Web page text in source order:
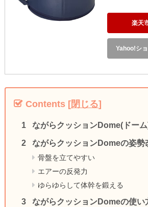
楽天
Yahoo!シ
Contents [閉じる]
ながらクッションDome(ドー
ながらクッションDomeの姿勢
骨盤を立てやすい
エアーの反発力
ゆらゆらして体幹を鍛える
ながらクッションDomeの使い